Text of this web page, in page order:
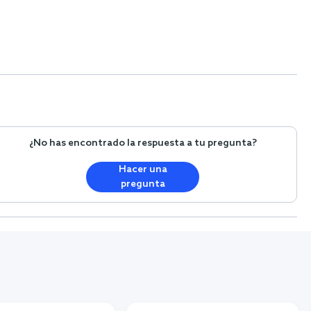
¿No has encontrado la respuesta a tu pregunta?
Hacer una
pregunta